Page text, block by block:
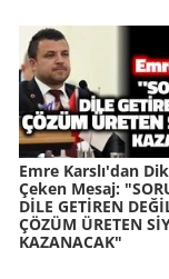
Emre Karslı'dan
Çeken Mesaj:
DİLE GETİREN
ÇÖZÜM ÜRETEN
KAZANACAK"